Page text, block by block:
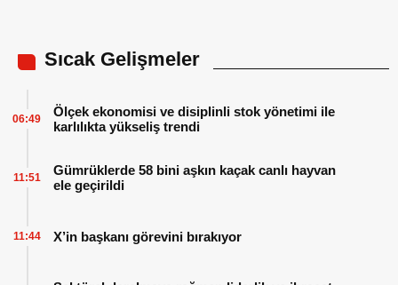
Sıcak Gelişmeler
Ölçek ekonomisi ve disiplinli stok yönetimi ile
karlılıkta yükseliş trendi
06:49
Gümrüklerde 58 bini aşkın kaçak canlı hayvan
ele geçirildi
11:51
X’in başkanı görevini bırakıyor
11:44